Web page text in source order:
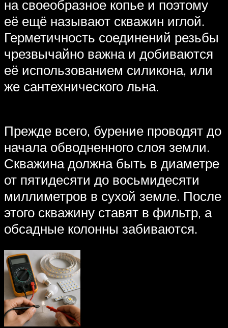
на своеобразное копье и поэтому
её ещё называют скважин иглой.
Герметичность соединений резьбы
чрезвычайно важна и добиваются
её использованием силикона, или
же сантехнического льна.
Прежде всего, бурение проводят до
начала обводненного слоя земли.
Скважина должна быть в диаметре
от пятидесяти до восьмидесяти
миллиметров в сухой земле. После
этого скважину ставят в фильтр, а
обсадные колонны забиваются.